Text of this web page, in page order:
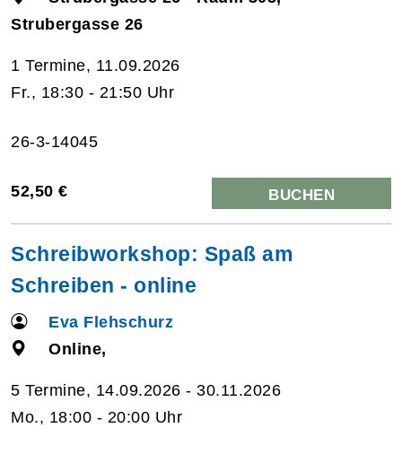
Strubergasse 26
1 Termine, 11.09.2026
Fr., 18:30 - 21:50 Uhr
26-3-14045
52,50 € BUCHEN
Schreibworkshop: Spaß am
Schreiben - online
Eva Flehschurz
Online,
5 Termine, 14.09.2026 - 30.11.2026
Mo., 18:00 - 20:00 Uhr